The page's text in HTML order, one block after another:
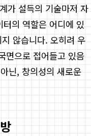
가 설득의 기술마저 자
의 역할은 어디에 있
않습니다. 오히려 우
면으로 접어들고 있음
닌, 창의성의 새로운